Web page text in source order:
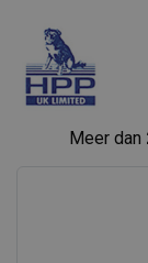
Meer dan